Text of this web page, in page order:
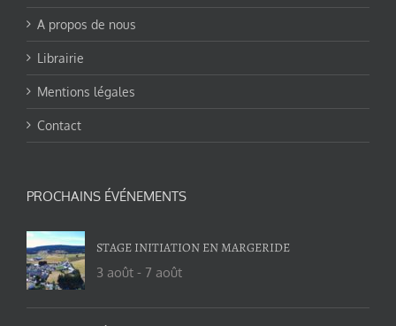
A propos de nous
Librairie
Mentions légales
Contact
PROCHAINS ÉVÉNEMENTS
STAGE INITIATION EN MARGERIDE
3 août - 7 août